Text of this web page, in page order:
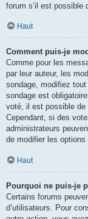
forum s’il est possible
Haut
Comment puis-je
Comme pour les
par leur auteur, les
sondage, modifiez
sondage est
voté, il est possible de
Cependant, si des
administrateurs
de modifier les options
Haut
Pourquoi ne puis-je
Certains forums
d’utilisateurs. Pour